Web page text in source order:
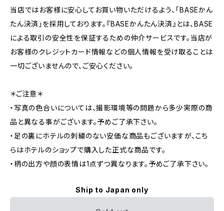
当店ではお客様に安心してお買い物いただけるよう、「BASEかん
たん決済」を採用しております。『BASEかんたん決済』とは、BASE
による取引の安全性を保証するための仲介サービスです。当店が
お客様のクレジットカード情報などの個人情報を受け取ることは
一切ございませんので、ご安心ください。
＊ご注意＊
・写真の色合いについては、撮影環境等の問題から多少実際の商
品と異なる事がございます。予めご了承下さい。
・足の裏にホテルの刺繍のない安価な商品もございますが、こち
らはホテルのショップで購入した正式な商品です。
・柄の出方や顔の表情は1点ずつ異なります。予めご了承下さい。
Ship to Japan only